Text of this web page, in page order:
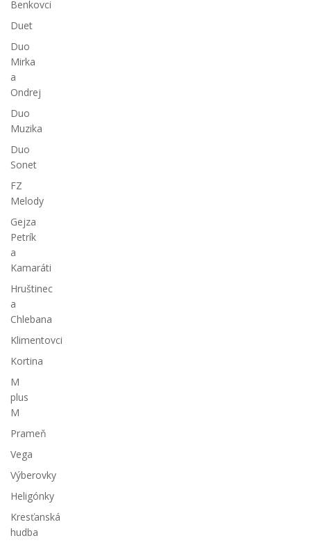
Benkovci
Duet
Duo
Mirka
a
Ondrej
Duo
Muzika
Duo
Sonet
FZ
Melody
Gejza
Petrík
a
Kamaráti
Hruštinec
a
Chlebana
Klimentovci
Kortina
M
plus
M
Prameň
Vega
Výberovky
Heligónky
Kresťanská
hudba